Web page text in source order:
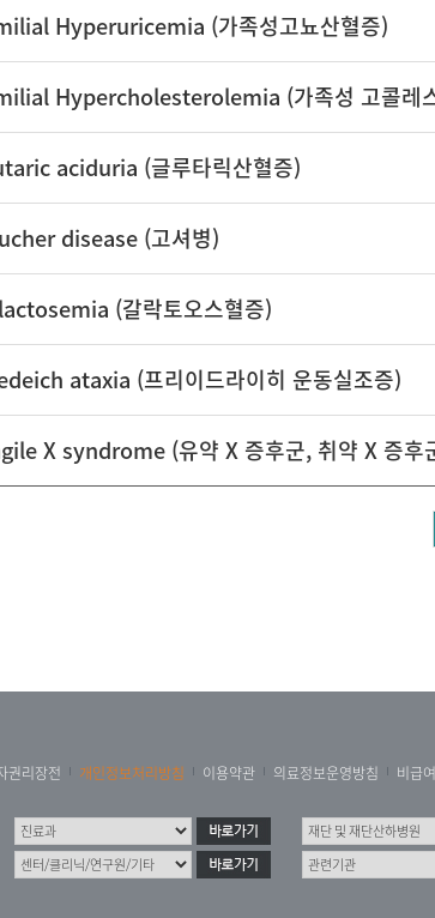
Hyperuricemia (가족성고뇨산혈증)
Hypercholesterolemia (가족성 고콜레
aciduria (글루타릭산혈증)
disease (고셔병)
(갈락토오스혈증)
ataxia (프리이드라이히 운동실조증)
X syndrome (유약 X 증후군, 취약 X 증후
권리장전 개인정보처리방침 이용약관 의료정보운영방침 비급